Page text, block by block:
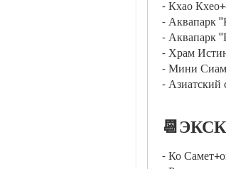
- Кхао
- Аквапарк
- Аквапарк
- Храм
- Мини
- Азиатский
- Ко